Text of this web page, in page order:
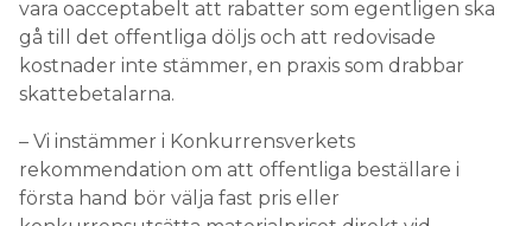
vara oacceptabelt att rabatter som egentligen ska
gå till det offentliga döljs och att redovisade
kostnader inte stämmer, en praxis som drabbar
skattebetalarna.
– Vi instämmer i Konkurrensverkets
rekommendation om att offentliga beställare i
första hand bör välja fast pris eller